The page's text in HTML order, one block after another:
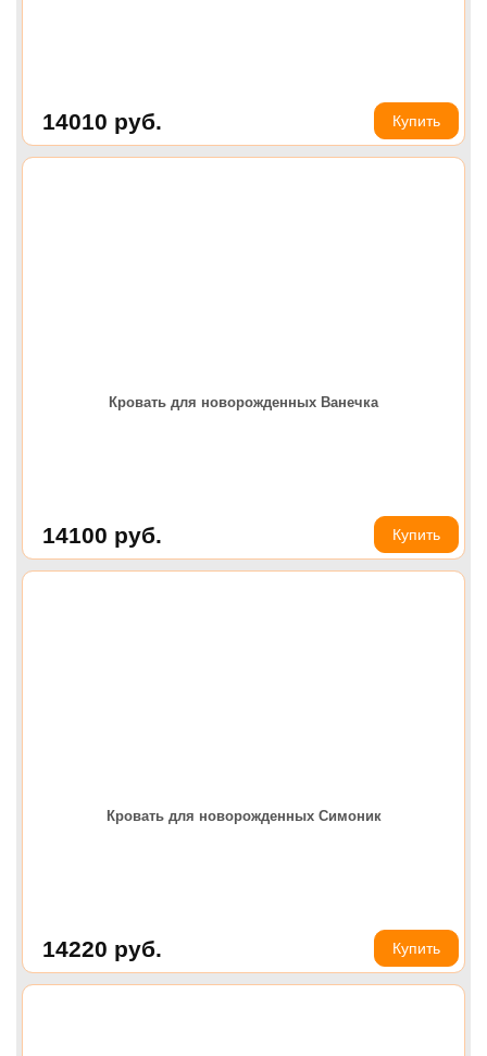
14010 руб. Купить
Кровать для новорожденных Ванечка
14100 руб. Купить
Кровать для новорожденных Симоник
14220 руб. Купить